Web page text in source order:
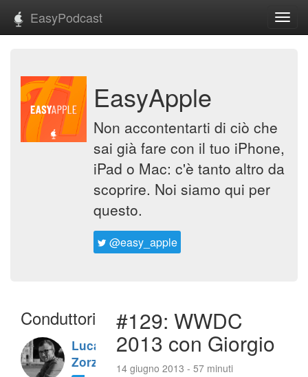
EasyPodcast
EasyApple
Non accontentarti di ciò che
sai già fare con il tuo iPhone,
iPad o Mac: c'è tanto altro da
scoprire. Noi siamo qui per
questo.
@easy_apple
Conduttori
Luca
Zorzi
#129: WWDC
2013 con Giorgio
14 giugno 2013 - 57 minuti